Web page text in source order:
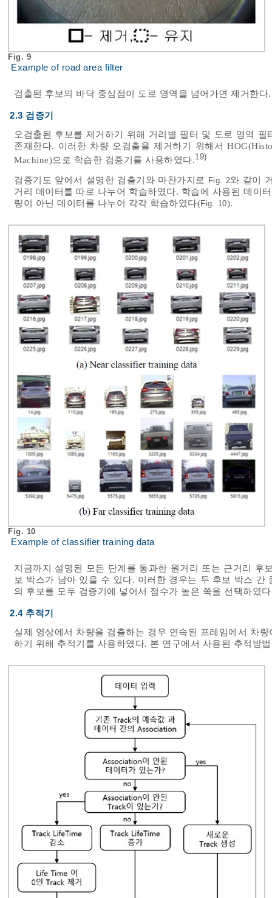
Fig. 9
Example of road area filter
검출된 후보의 바닥 중심점이 도로 영역을 넘어가면 제거한다.
2.3 검증기
오검출된 후보를 제거하기 위해 거리별 필터 및 도로 영역
존재한다. 이러한 차량 오검출을 제거하기 위해서
Machine)으로 학습한 검증기를 사용하였다.19)
검증기도 앞에서 설명한 검출기와 마찬가지로 Fig. 2와 같이
거리 데이터를 따로 나누어 학습하였다. 학습에 사용된 데이
량이 아닌 데이터를 나누어 각각 학습하였다(Fig. 10).
Fig. 10
Example of classifier training data
지금까지 설명된 모든 단계를 통과한 원거리 또는 근거리 후
보 박스가 남아 있을 수 있다. 이러한 경우는 두 후보 박스
의 후보를 모두 검증기에 넣어서 점수가 높은 쪽을 선택하였
2.4 추적기
실제 영상에서 차량을 검출하는 경우 연속된 프레임에서 차
하기 위해 추적기를 사용하였다. 본 연구에서 사용된 추적방